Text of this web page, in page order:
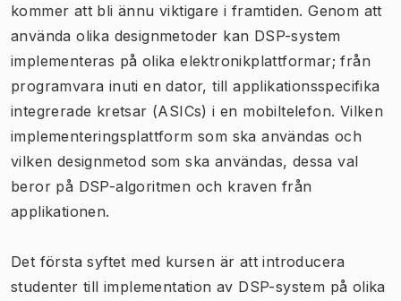
kommer att bli ännu viktigare i framtiden. Genom att
använda olika designmetoder kan DSP-system
implementeras på olika elektronikplattformar; från
programvara inuti en dator, till applikationsspecifika
integrerade kretsar (ASICs) i en mobiltelefon. Vilken
implementeringsplattform som ska användas och
vilken designmetod som ska användas, dessa val
beror på DSP-algoritmen och kraven från
applikationen.
Det första syftet med kursen är att introducera
studenter till implementation av DSP-system på olika